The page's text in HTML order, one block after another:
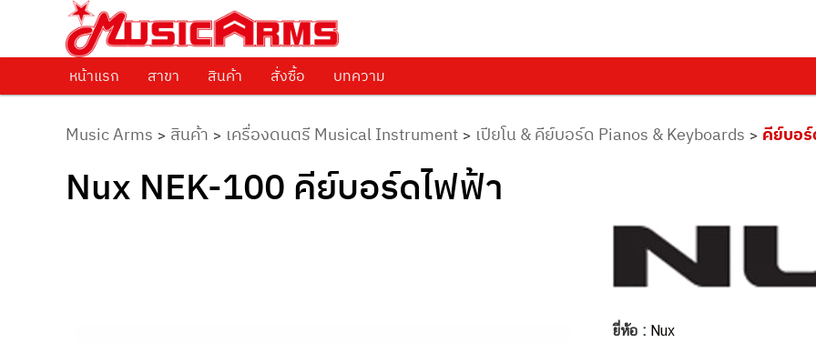
Music Arms
ศูนย์รวมครื่องดนตรีทุกชนิด ตั้งแต่เริ่มต้นถึงมืออาชีพ
Skip to primary content
หน้าแรก สาขา สินค้า สั่งซื้อ บทความ
Music Arms > สินค้า > เครื่องดนตรี Musical Instrument > เปียโน & คีย์บอร์ด Pianos & Keyboards > คีย์บอร์
Nux NEK-100 คีย์บอร์ดไฟฟ้า
ยี่ห้อ : Nux